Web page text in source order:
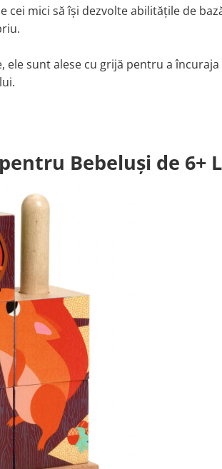
cei mici să își dezvolte abilitățile de
ele sunt alese cu grijă pentru a încuraja
Bebeluși de 6+